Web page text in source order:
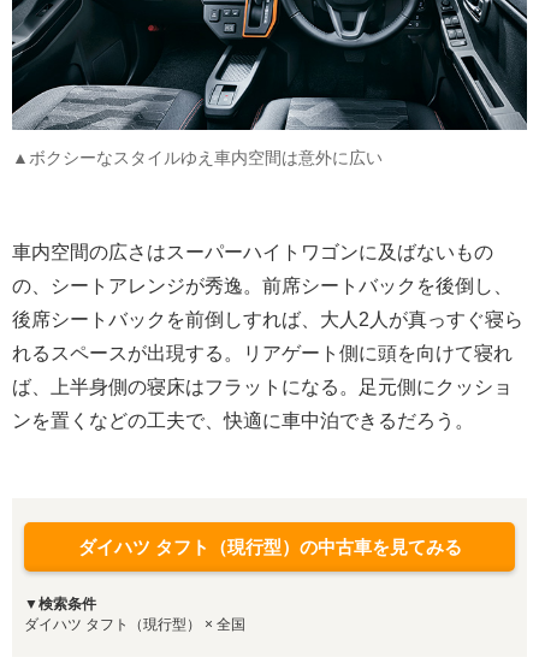
▲ボクシーなスタイルゆえ車内空間は意外に広い
車内空間の広さはスーパーハイトワゴンに及ばないもの
の、シートアレンジが秀逸。前席シートバックを後倒し、
後席シートバックを前倒しすれば、大人2人が真っすぐ寝ら
れるスペースが出現する。リアゲート側に頭を向けて寝れ
ば、上半身側の寝床はフラットになる。足元側にクッショ
ンを置くなどの工夫で、快適に車中泊できるだろう。
ダイハツ タフト（現行型）の中古車を見てみる
▼検索条件
ダイハツ タフト（現行型） × 全国